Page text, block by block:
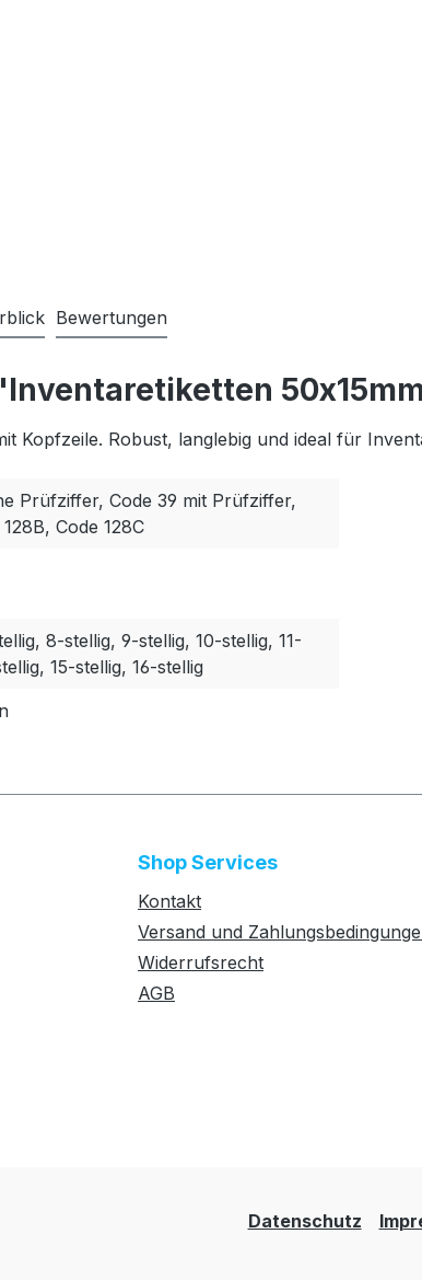
Bewertungen
Kopfzeile. Robust, langlebig und ideal für
Prüfziffer, Code 39 mit Prüfziffer,
Code 128C
8-stellig, 9-stellig, 10-stellig, 11-
15-stellig, 16-stellig
Shop Services
Kontakt
Versand und
Widerrufsrecht
AGB
Datenschutz